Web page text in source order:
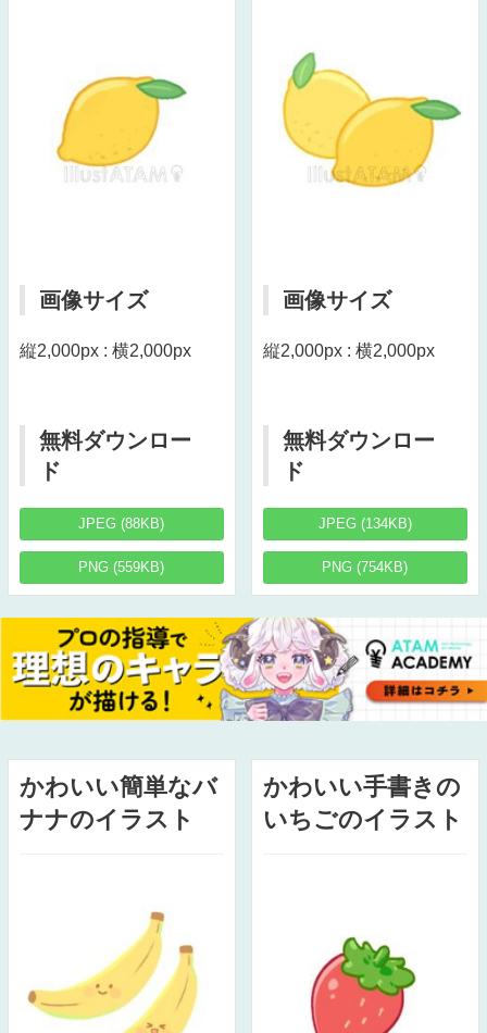
画像サイズ
縦2,000px : 横2,000px
無料ダウンロー
ド
JPEG (88KB)
PNG (559KB)
画像サイズ
縦2,000px : 横2,000px
無料ダウンロー
ド
JPEG (134KB)
PNG (754KB)
かわいい簡単なバ
ナナのイラスト
かわいい手書きの
いちごのイラスト